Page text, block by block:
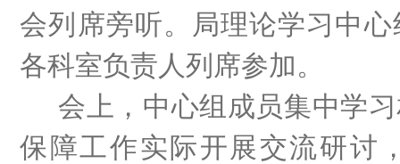
会列席旁听。局理论学习中
各科室负责人列席参加。
会上，中心组成员集中学
保障工作实际开展交流研讨